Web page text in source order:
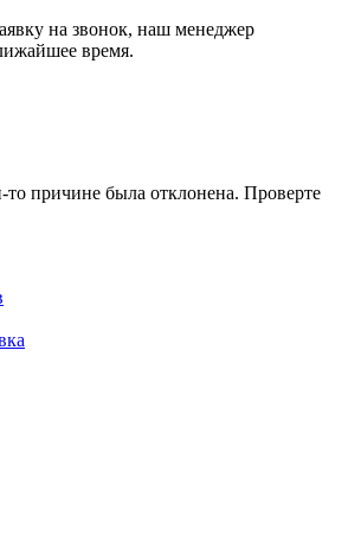
на звонок, наш менеджер
время.
то причине была отклонена. Проверте